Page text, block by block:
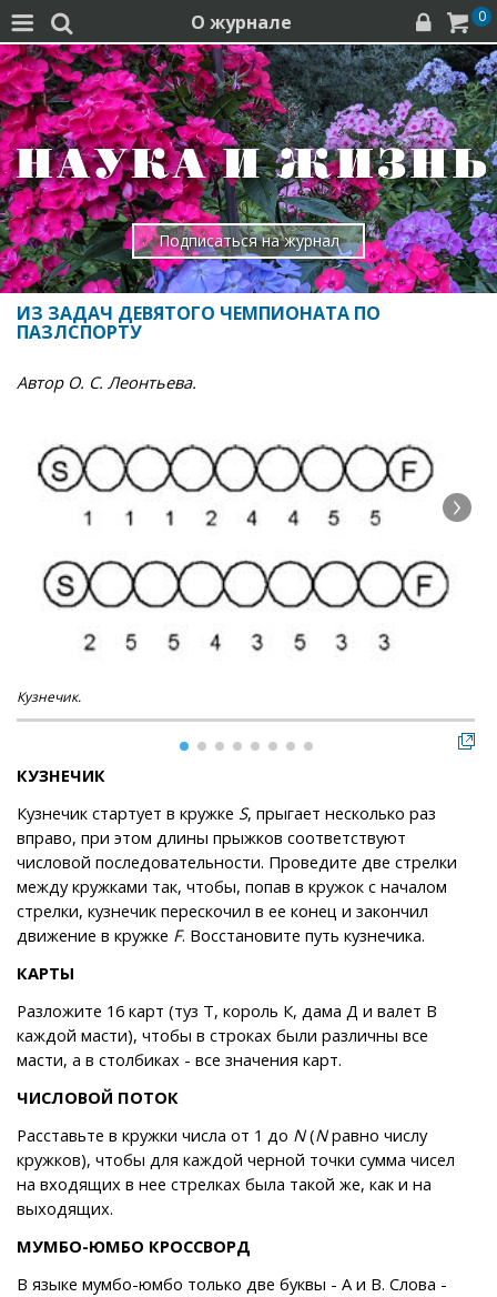
  О журнале   0
Подписаться на журнал
ИЗ ЗАДАЧ ДЕВЯТОГО ЧЕМПИОНАТА ПО
ПАЗЛСПОРТУ
Автор О. С. Леонтьева.
Кузнечик.
КУЗНЕЧИК
Кузнечик стартует в кружке S, прыгает несколько раз
вправо, при этом длины прыжков соответствуют
числовой последовательности. Проведите две стрелки
между кружками так, чтобы, попав в кружок с началом
стрелки, кузнечик перескочил в ее конец и закончил
движение в кружке F. Восстановите путь кузнечика.
КАРТЫ
Разложите 16 карт (туз Т, король К, дама Д и валет В
каждой масти), чтобы в строках были различны все
масти, а в столбиках - все значения карт.
ЧИСЛОВОЙ ПОТОК
Расставьте в кружки числа от 1 до N(Nравно числу
кружков), чтобы для каждой черной точки сумма чисел
на входящих в нее стрелках была такой же, как и на
выходящих.
МУМБО-ЮМБО КРОССВОРД
В языке мумбо-юмбо только две буквы - А и В. Слова -